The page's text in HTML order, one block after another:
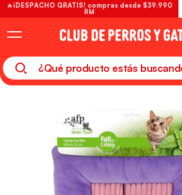
🔥¡DESPACHO GRATIS! compras desde $39.990
RM